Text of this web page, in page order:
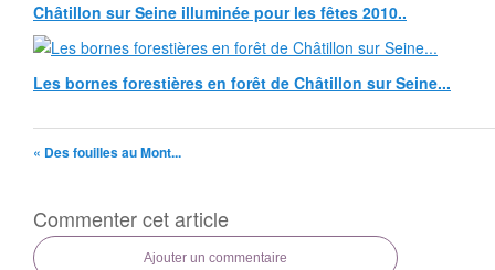
Châtillon sur Seine illuminée pour les fêtes 2010..
Les bornes forestières en forêt de Châtillon sur Seine...
« Des fouilles au Mont...
Commenter cet article
Ajouter un commentaire